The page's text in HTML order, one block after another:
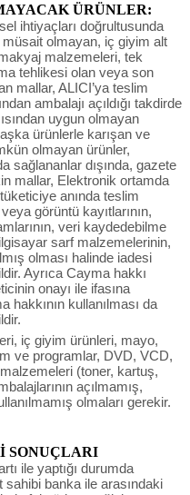
ÜRÜNLER:
ihtiyaçları doğrultusunda
olmayan, iç giyim alt
malzemeleri, tek
tehlikesi olan veya son
mallar, ALICI’ya teslim
ambalajı açıldığı takdirde
uygun olmayan
ürünlerle karışan ve
olmayan ürünler,
sağlananlar dışında, gazete
mallar, Elektronik ortamda
anında teslim
görüntü kayıtlarının,
veri kaydedebilme
sarf malzemelerinin,
olması halinde iadesi
Ayrıca Cayma hakkı
onayı ile ifasına
kullanılması da
iç giyim ürünleri, mayo,
ve programlar, DVD, VCD,
(toner, kartuş,
açılmamış,
olmaları gerekir.
SONUÇLARI
ile yaptığı durumda
banka ile arasındaki